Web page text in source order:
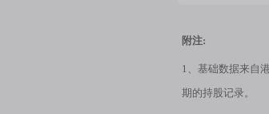
附注:
1、基础数据来自
期的持股记录。